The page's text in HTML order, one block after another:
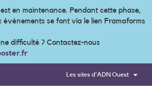
en maintenance. Pendant cette phase,
événements se font via le lien Framaforms
difficulté ? Contactez-nous
Les sites d’ADN Ouest